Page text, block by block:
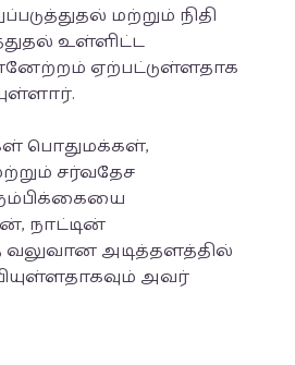
மற்றும் நிதி
உள்ளிட்ட
ஏற்பட்டுள்ளதாக
பொதுமக்கள்,
சர்வதேச
நாட்டின்
அடித்தளத்தில்
அவர்